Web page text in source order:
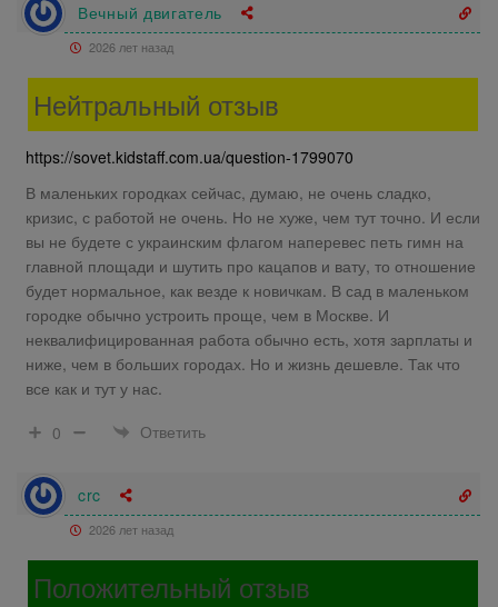
Вечный двигатель
2026 лет назад
Нейтральный отзыв
https://sovet.kidstaff.com.ua/question-1799070
В маленьких городках сейчас, думаю, не очень сладко,
кризис, с работой не очень. Но не хуже, чем тут точно. И если
вы не будете с украинским флагом наперевес петь гимн на
главной площади и шутить про кацапов и вату, то отношение
будет нормальное, как везде к новичкам. В сад в маленьком
городке обычно устроить проще, чем в Москве. И
неквалифицированная работа обычно есть, хотя зарплаты и
ниже, чем в больших городах. Но и жизнь дешевле. Так что
все как и тут у нас.
0
Ответить
crc
2026 лет назад
Положительный отзыв